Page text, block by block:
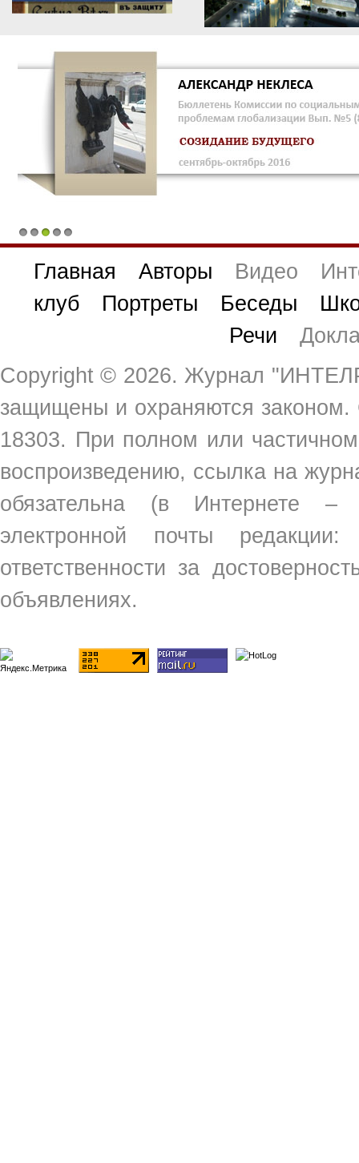
1 2 3 4 5
Главная Авторы Видео
клуб
Портреты Беседы
Речи
Copyright © 2026. Журнал
защищены и охраняются
18303. При полном или
воспроизведению, ссылка на
обязательна (в Интернете
электронной почты
ответственности за
объявлениях.